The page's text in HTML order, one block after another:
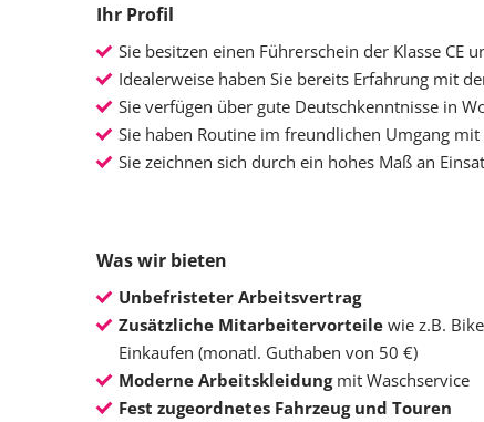
Ihr Profil
Sie besitzen einen Führerschein der Klasse CE
Idealerweise haben Sie bereits Erfahrung mit
Sie verfügen über gute Deutschkenntnisse in
Sie haben Routine im freundlichen Umgang mit
Sie zeichnen sich durch ein hohes Maß an
Was wir bieten
Unbefristeter Arbeitsvertrag
Zusätzliche Mitarbeitervorteile wie z.B.
Einkaufen (monatl. Guthaben von 50 €)
Moderne Arbeitskleidungmit Waschservice
Fest zugeordnetes Fahrzeug und Touren